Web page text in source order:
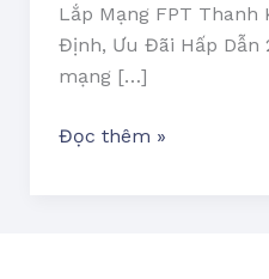
Lắp Mạng FPT Thanh
Định, Ưu Đãi Hấp Dẫn
mạng […]
Đọc thêm »